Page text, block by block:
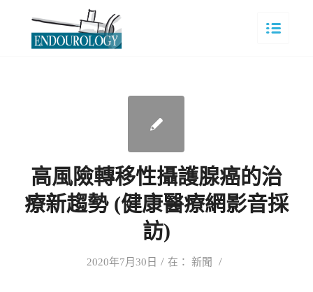
高風險轉移性攝護腺癌的治
療新趨勢 (健康醫療網影音採
訪)
2020年7月30日 / 在：新聞 /